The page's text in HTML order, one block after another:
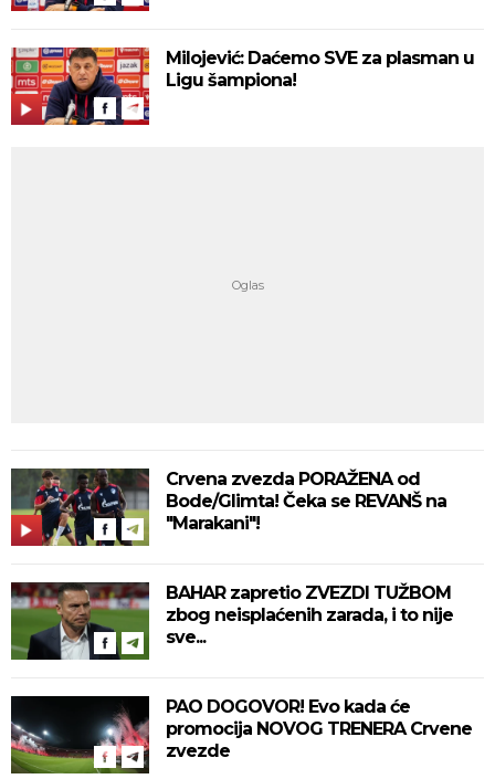
Milojević: Daćemo SVE za plasman u
Ligu šampiona!
Crvena zvezda PORAŽENA od
Bode/Glimta! Čeka se REVANŠ na
"Marakani"!
BAHAR zapretio ZVEZDI TUŽBOM
zbog neisplaćenih zarada, i to nije
sve...
PAO DOGOVOR! Evo kada će
promocija NOVOG TRENERA Crvene
zvezde